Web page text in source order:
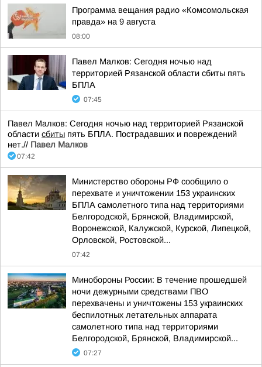
Программа вещания радио «Комсомольская
правда» на 9 августа
08:00
Павел Малков: Сегодня ночью над
территорией Рязанской области сбиты пять
БПЛА
07:45
Павел Малков: Сегодня ночью над территорией Рязанской
области сбиты пять БПЛА. Пострадавших и повреждений
нет.// Павел Малков
07:42
Министерство обороны РФ сообщило о
перехвате и уничтожении 153 украинских
БПЛА самолетного типа над территориями
Белгородской, Брянской, Владимирской,
Воронежской, Калужской, Курской, Липецкой,
Орловской, Ростовской...
07:42
Минобороны России: В течение прошедшей
ночи дежурными средствами ПВО
перехвачены и уничтожены 153 украинских
беспилотных летательных аппарата
самолетного типа над территориями
Белгородской, Брянской, Владимирской...
07:27